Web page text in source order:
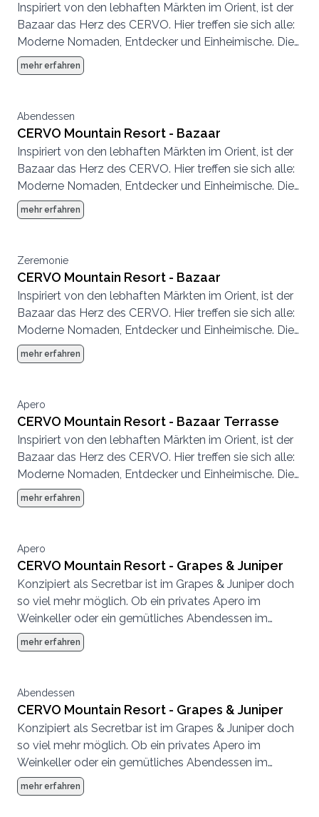
Inspiriert von den lebhaften Märkten im Orient, ist der
Bazaar das Herz des CERVO. Hier treffen sie sich alle:
Moderne Nomaden, Entdecker und Einheimische. Die
Atmosphäre ist entspannt, es wird geplaudert,
getrunken, getroffen, gespeist.
mehr erfahren
Abendessen
CERVO Mountain Resort - Bazaar
Inspiriert von den lebhaften Märkten im Orient, ist der
Bazaar das Herz des CERVO. Hier treffen sie sich alle:
Moderne Nomaden, Entdecker und Einheimische. Die
Atmosphäre ist entspannt, es wird geplaudert,
getrunken, getroffen, gespeist.
mehr erfahren
Zeremonie
CERVO Mountain Resort - Bazaar
Inspiriert von den lebhaften Märkten im Orient, ist der
Bazaar das Herz des CERVO. Hier treffen sie sich alle:
Moderne Nomaden, Entdecker und Einheimische. Die
Atmosphäre ist entspannt, es wird geplaudert,
getrunken, getroffen, gespeist.
mehr erfahren
Apero
CERVO Mountain Resort - Bazaar Terrasse
Inspiriert von den lebhaften Märkten im Orient, ist der
Bazaar das Herz des CERVO. Hier treffen sie sich alle:
Moderne Nomaden, Entdecker und Einheimische. Die
Atmosphäre ist entspannt, es wird geplaudert,
getrunken, getroffen, gespeist.
mehr erfahren
Apero
CERVO Mountain Resort - Grapes & Juniper
Konzipiert als Secretbar ist im Grapes & Juniper doch
so viel mehr möglich. Ob ein privates Apero im
Weinkeller oder ein gemütliches Abendessen im
kleinen Rahmen, hier fühlt sich jeder wohl.
mehr erfahren
Abendessen
CERVO Mountain Resort - Grapes & Juniper
Konzipiert als Secretbar ist im Grapes & Juniper doch
so viel mehr möglich. Ob ein privates Apero im
Weinkeller oder ein gemütliches Abendessen im
kleinen Rahmen, hier fühlt sich jeder wohl.
mehr erfahren